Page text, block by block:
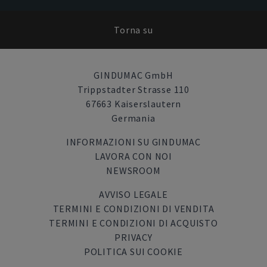
Torna su
GINDUMAC GmbH
Trippstadter Strasse 110
67663 Kaiserslautern
Germania
INFORMAZIONI SU GINDUMAC
LAVORA CON NOI
NEWSROOM
AVVISO LEGALE
TERMINI E CONDIZIONI DI VENDITA
TERMINI E CONDIZIONI DI ACQUISTO
PRIVACY
POLITICA SUI COOKIE